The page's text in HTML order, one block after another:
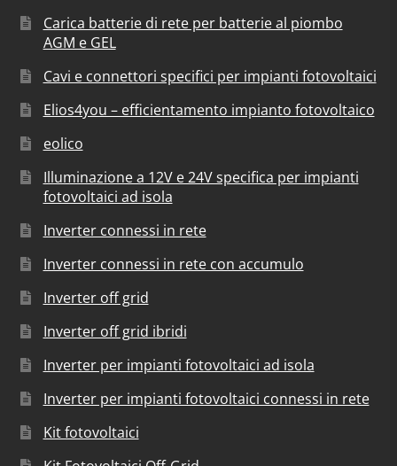
Carica batterie di rete per batterie al piombo
AGM e GEL
Cavi e connettori specifici per impianti fotovoltaici
Elios4you – efficientamento impianto fotovoltaico
eolico
Illuminazione a 12V e 24V specifica per impianti
fotovoltaici ad isola
Inverter connessi in rete
Inverter connessi in rete con accumulo
Inverter off grid
Inverter off grid ibridi
Inverter per impianti fotovoltaici ad isola
Inverter per impianti fotovoltaici connessi in rete
Kit fotovoltaici